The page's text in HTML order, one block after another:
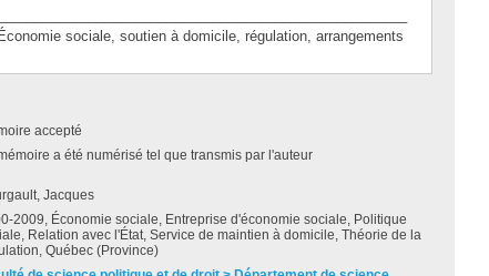
sociale, soutien à domicile, régulation, arrangements
accepté
a été numérisé tel que transmis par l'auteur
Jacques
2009, Économie sociale, Entreprise d'économie sociale, Politique
Relation avec l'État, Service de maintien à domicile, Théorie de la
Québec (Province)